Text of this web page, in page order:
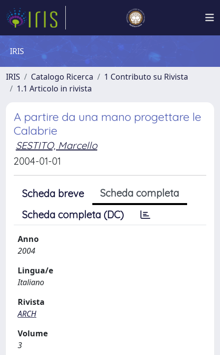
IRIS
IRIS Catalogo Ricerca
1 Contributo su Rivista
1.1 Articolo in rivista
A partire da una mano progettare le
Calabrie
SESTITO, Marcello
2004-01-01
Scheda breve
Scheda completa
Scheda completa (DC)
Anno
2004
Lingua/e
Italiano
Rivista
ARCH
Volume
3